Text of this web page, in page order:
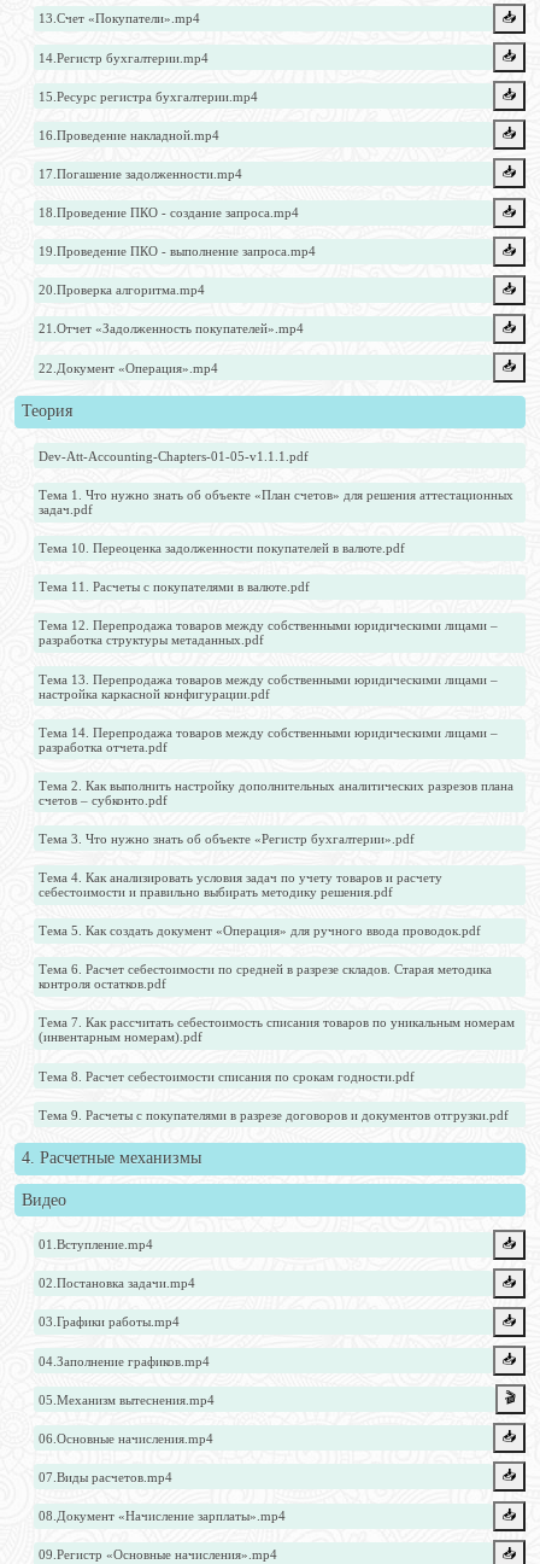
13.Счет «Покупатели».mp4 📥️
14.Регистр бухгалтерии.mp4 📥️
15.Ресурс регистра бухгалтерии.mp4 📥️
16.Проведение накладной.mp4 📥️
17.Погашение задолженности.mp4 📥️
18.Проведение ПКО - создание запроса.mp4 📥️
19.Проведение ПКО - выполнение запроса.mp4 📥️
20.Проверка алгоритма.mp4 📥️
21.Отчет «Задолженность покупателей».mp4 📥️
22.Документ «Операция».mp4 📥️
Теория
Dev-Att-Accounting-Chapters-01-05-v1.1.1.pdf
Тема 1. Что нужно знать об объекте «План счетов» для решения аттестационных
задач.pdf
Тема 10. Переоценка задолженности покупателей в валюте.pdf
Тема 11. Расчеты с покупателями в валюте.pdf
Тема 12. Перепродажа товаров между собственными юридическими лицами –
разработка структуры метаданных.pdf
Тема 13. Перепродажа товаров между собственными юридическими лицами –
настройка каркасной конфигурации.pdf
Тема 14. Перепродажа товаров между собственными юридическими лицами –
разработка отчета.pdf
Тема 2. Как выполнить настройку дополнительных аналитических разрезов плана
счетов – субконто.pdf
Тема 3. Что нужно знать об объекте «Регистр бухгалтерии».pdf
Тема 4. Как анализировать условия задач по учету товаров и расчету
себестоимости и правильно выбирать методику решения.pdf
Тема 5. Как создать документ «Операция» для ручного ввода проводок.pdf
Тема 6. Расчет себестоимости по средней в разрезе складов. Старая методика
контроля остатков.pdf
Тема 7. Как рассчитать себестоимость списания товаров по уникальным номерам
(инвентарным номерам).pdf
Тема 8. Расчет себестоимости списания по срокам годности.pdf
Тема 9. Расчеты с покупателями в разрезе договоров и документов отгрузки.pdf
4. Расчетные механизмы
Видео
01.Вступление.mp4 📥️
02.Постановка задачи.mp4 📥️
03.Графики работы.mp4 📥️
04.Заполнение графиков.mp4 📥️
05.Механизм вытеснения.mp4 🎬
06.Основные начисления.mp4 📥️
07.Виды расчетов.mp4 📥️
08.Документ «Начисление зарплаты».mp4 📥️
09.Регистр «Основные начисления».mp4 📥️